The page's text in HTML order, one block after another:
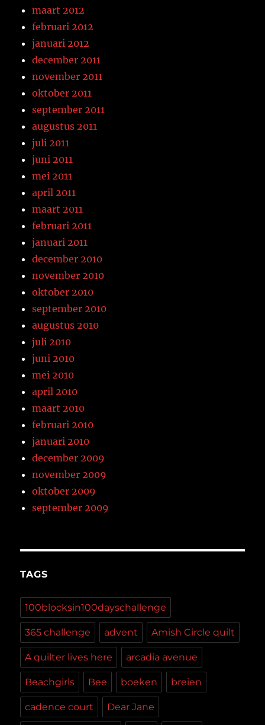
maart 2012
februari 2012
januari 2012
december 2011
november 2011
oktober 2011
september 2011
augustus 2011
juli 2011
juni 2011
mei 2011
april 2011
maart 2011
februari 2011
januari 2011
december 2010
november 2010
oktober 2010
september 2010
augustus 2010
juli 2010
juni 2010
mei 2010
april 2010
maart 2010
februari 2010
januari 2010
december 2009
november 2009
oktober 2009
september 2009
TAGS
100blocksin100dayschallenge
365 challenge advent Amish Circle quilt
A quilter lives here arcadia avenue
Beachgirls Bee boeken breien
cadence court Dear Jane